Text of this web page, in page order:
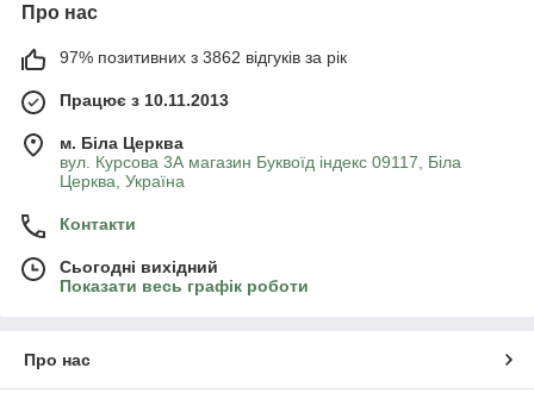
Про нас
97% позитивних з 3862 відгуків за рік
Працює з 10.11.2013
м. Біла Церква
вул. Курсова 3А магазин Буквоїд індекс 09117, Біла
Церква, Україна
Контакти
Сьогодні вихідний
Показати весь графік роботи
Про нас